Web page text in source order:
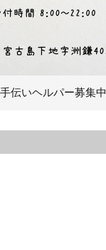
伝いヘルパー募集中